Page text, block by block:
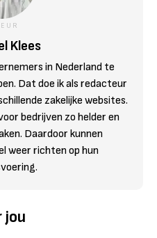
Klees
in Nederland te
Dat doe ik als redacteur
zakelijke websites.
bedrijven zo helder en
Daardoor kunnen
weer richten op hun
jou